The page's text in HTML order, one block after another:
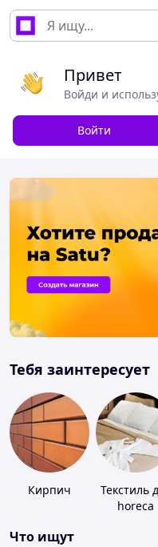
Привет
Войди и
Войти
Тебя заинтересует
Кирпич
Текстиль
horeca
Что ищут